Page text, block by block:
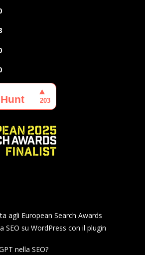
agli European Search Awards
SEO su WordPress con il plugin
nella SEO?